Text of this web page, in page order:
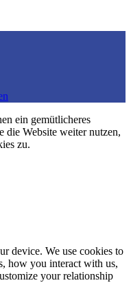
ein gemütlicheres
die Website weiter nutzen,
zu.
device. We use cookies to
how you interact with us,
your relationship